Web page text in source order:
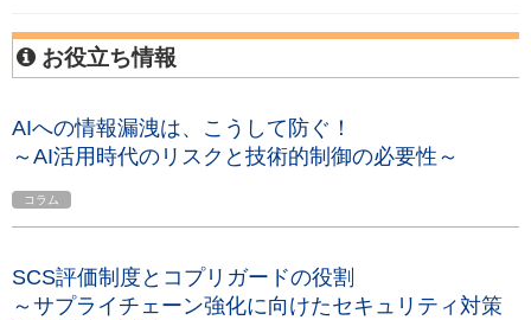
お役立ち情報
AIへの情報漏洩は、こうして防ぐ！
～AI活用時代のリスクと技術的制御の必要性～
コラム
SCS評価制度とコプリガードの役割
～サプライチェーン強化に向けたセキュリティ対策